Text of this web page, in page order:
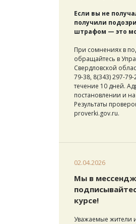
Если вы не
получили
штрафом — это
При сомнениях в
обращайтесь в
Свердловской
79-38, 8(343) 297-
течение 10 дней.
постановлении и
Результаты
proverki.gov.ru.
02.04.2026
Мы в
курсе!
Уважаемые жители